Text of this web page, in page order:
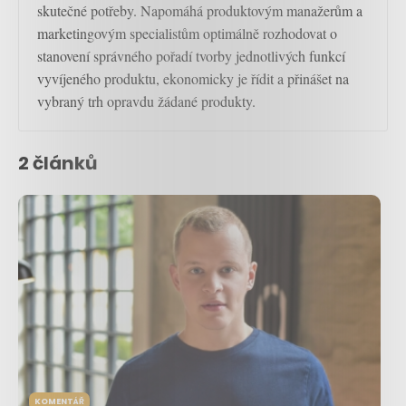
skutečné potřeby. Napomáhá produktovým manažerům a
marketingovým specialistům optimálně rozhodovat o
stanovení správného pořadí tvorby jednotlivých funkcí
vyvíjeného produktu, ekonomicky je řídit a přinášet na
vybraný trh opravdu žádané produkty.
2 článků
KOMENTÁŘ